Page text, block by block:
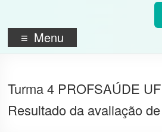
Menu
Turma 4 PROFSAÚDE
Resultado da avaliação